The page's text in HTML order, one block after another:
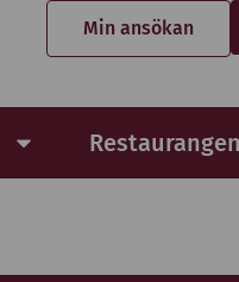
Min ansökan
Restaurangen